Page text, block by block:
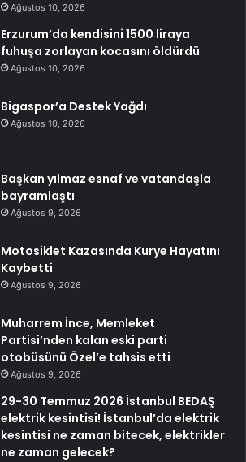
Ağustos 10, 2026
Erzurum’da kendisini 1500 liraya
fuhuşa zorlayan kocasını öldürdü
Ağustos 10, 2026
Bigaspor’a Destek Yağdı
Ağustos 10, 2026
Başkan yılmaz esnaf ve vatandaşla
bayramlaştı
Ağustos 9, 2026
Motosiklet Kazasında Kurye Hayatını
Kaybetti
Ağustos 9, 2026
Muharrem İnce, Memleket
Partisi’nden kalan eski parti
otobüsünü Özel’e tahsis etti
Ağustos 9, 2026
29-30 Temmuz 2026 İstanbul BEDAŞ
elektrik kesintisi! İstanbul’da elektrik
kesintisi ne zaman bitecek, elektrikler
ne zaman gelecek?